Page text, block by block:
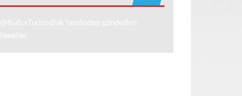
@KulturTurizmBak tarafından gönderilen
tweetler